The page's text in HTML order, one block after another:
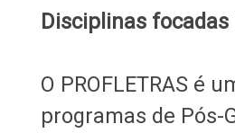
Disciplinas focadas
O PROFLETRAS é
programas de Pós-